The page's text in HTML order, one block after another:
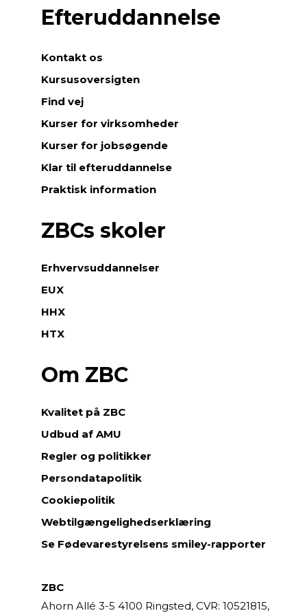
Efteruddannelse
Kontakt os
Kursusoversigten
Find vej
Kurser for virksomheder
Kurser for jobsøgende
Klar til efteruddannelse
Praktisk information
ZBCs skoler
Erhvervsuddannelser
EUX
HHX
HTX
Om ZBC
Kvalitet på ZBC
Udbud af AMU
Regler og politikker
Persondatapolitik
Cookiepolitik
Webtilgængelighedserklæring
Se Fødevarestyrelsens smiley-rapporter
ZBC
Ahorn Allé 3-5 4100 Ringsted, CVR: 10521815,